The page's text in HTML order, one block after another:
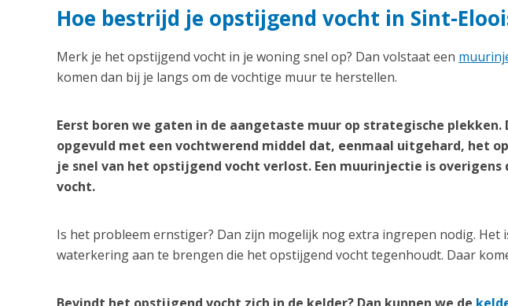
Hoe bestrijd je opstijgend vocht in Sint-
Merk je het opstijgend vocht in je woning snel op? Dan volstaat een
komen dan bij je langs om de vochtige muur te herstellen.
Eerst boren we gaten in de aangetaste muur op strategische
opgevuld met een vochtwerend middel dat, eenmaal uitgehard, het
je snel van het opstijgend vocht verlost. Een muurinjectie is
vocht.
Is het probleem ernstiger? Dan zijn mogelijk nog extra ingrepen nodig. Het
waterkering aan te brengen die het opstijgend vocht tegenhoudt. Daar